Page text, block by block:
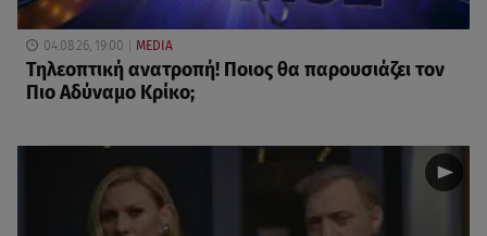
04.08.26, 19:00 MEDIA
Τηλεοπτική ανατροπή! Ποιος θα παρουσιάζει τον
Πιο Αδύναμο Κρίκο;